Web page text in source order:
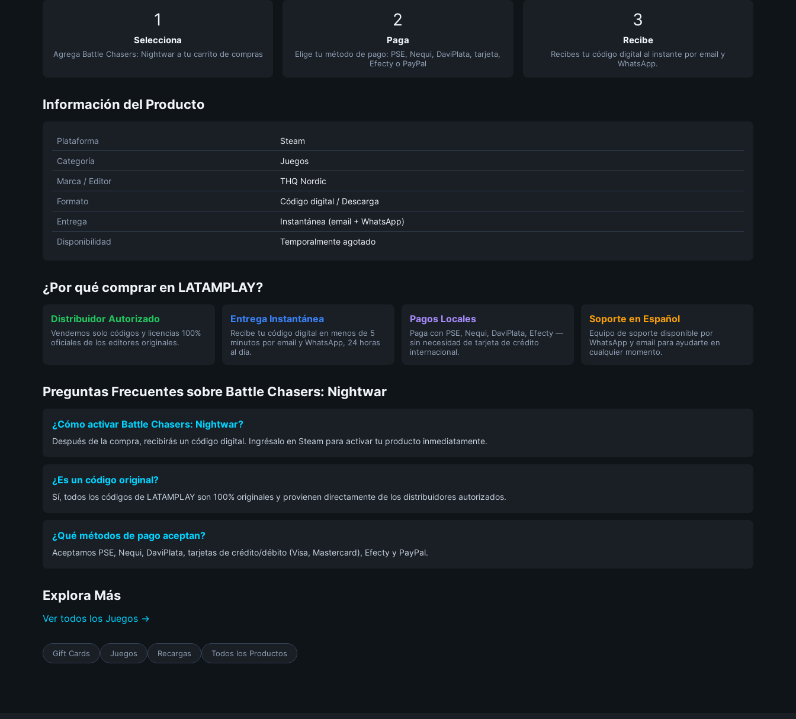
1
Selecciona
Agrega Battle Chasers: Nightwar a tu carrito de compras
2
Paga
Elige tu método de pago: PSE, Nequi, DaviPlata, tarjeta,
Efecty o PayPal
3
Recibe
Recibes tu código digital al instante por email y
WhatsApp.
Información del Producto
Plataforma
Steam
Categoría
Juegos
Marca / Editor
THQ Nordic
Formato
Código digital / Descarga
Entrega
Instantánea (email + WhatsApp)
Disponibilidad
Temporalmente agotado
¿Por qué comprar en LATAMPLAY?
Distribuidor Autorizado
Vendemos solo códigos y licencias 100%
oficiales de los editores originales.
Entrega Instantánea
Recibe tu código digital en menos de 5
minutos por email y WhatsApp, 24 horas
al día.
Pagos Locales
Paga con PSE, Nequi, DaviPlata, Efecty —
sin necesidad de tarjeta de crédito
internacional.
Soporte en Español
Equipo de soporte disponible por
WhatsApp y email para ayudarte en
cualquier momento.
Preguntas Frecuentes sobre Battle Chasers: Nightwar
¿Cómo activar Battle Chasers: Nightwar?
Después de la compra, recibirás un código digital. Ingrésalo en Steam para activar tu producto inmediatamente.
¿Es un código original?
Sí, todos los códigos de LATAMPLAY son 100% originales y provienen directamente de los distribuidores autorizados.
¿Qué métodos de pago aceptan?
Aceptamos PSE, Nequi, DaviPlata, tarjetas de crédito/débito (Visa, Mastercard), Efecty y PayPal.
Explora Más
Ver todos los Juegos →
Gift Cards Juegos Recargas Todos los Productos